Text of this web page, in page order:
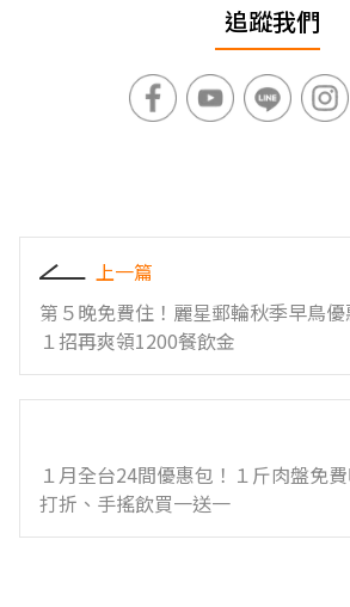
追蹤我們
上一篇
第５晚免費住！麗星郵輪秋季早鳥優
１招再爽領1200餐飲金
１月全台24間優惠包！１斤肉盤免
打折、手搖飲買一送一